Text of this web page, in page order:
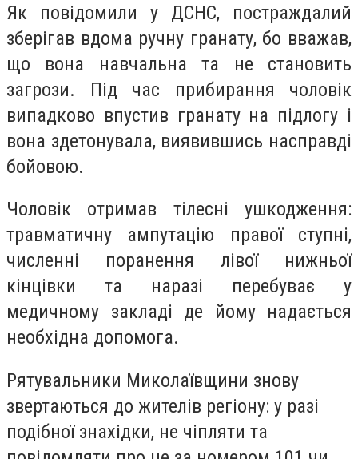
Як повідомили у ДСНС, постраждалий
зберігав вдома ручну гранату, бо вважав,
що вона навчальна та не становить
загрози. Під час прибирання чоловік
випадково впустив гранату на підлогу і
вона здетонувала, виявившись насправді
бойовою.
Чоловік отримав тілесні ушкодження:
травматичну ампутацію правої ступні,
численні поранення лівої нижньої
кінцівки та наразі перебуває у
медичному закладі де йому надається
необхідна допомога.
Рятувальники Миколаївщини знову
звертаються до жителів регіону: у разі
подібної знахідки, не чіпляти та